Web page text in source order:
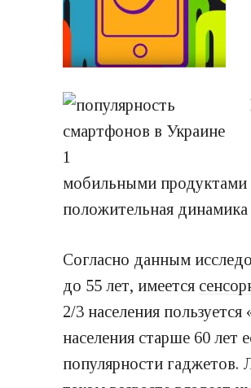
мобильными продуктами
положительная
Согласно данным
до 55 лет, имеется
2/3 населения
населения старше 60 лет
популярности гаджетов.